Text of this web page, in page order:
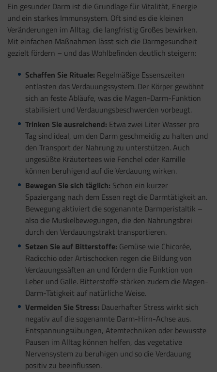
Ein gesunder Darm ist die Grundlage für Vitalität, Energie
und ein starkes Immunsystem. Oft sind es die kleinen
Veränderungen im Alltag, die langfristig Großes bewirken.
Mit einfachen Maßnahmen lässt sich die Darmgesundheit
gezielt fördern – und das Wohlbefinden deutlich steigern:
Schaffen Sie Rituale: Regelmäßige Essenszeiten
entlasten das Verdauungssystem. Der Körper gewöhnt
sich an feste Abläufe, was die Magen-Darm-Funktion
stabilisiert und Verdauungsbeschwerden vorbeugt.
Trinken Sie ausreichend: Etwa zwei Liter Wasser pro
Tag sind ideal, um den Darm geschmeidig zu halten und
den Transport der Nahrung zu unterstützen. Auch
ungesüßte Kräutertees wie Fenchel oder Kamille
können beruhigend auf die Verdauung wirken.
Bewegen Sie sich täglich: Schon ein kurzer
Spaziergang nach dem Essen regt die Darmtätigkeit an.
Bewegung aktiviert die sogenannte Darmperistaltik –
also die Muskelbewegungen, die den Nahrungsbrei
durch den Verdauungstrakt transportieren.
Setzen Sie auf Bitterstoffe: Gemüse wie Chicorée,
Radicchio oder Artischocken regen die Bildung von
Verdauungssäften an und fördern die Funktion von
Leber und Galle. Bitterstoffe stärken zudem die Magen-
Darm-Tätigkeit auf natürliche Weise.
Vermeiden Sie Stress: Dauerhafter Stress wirkt sich
negativ auf die sogenannte Darm-Hirn-Achse aus.
Entspannungsübungen, Atemtechniken oder bewusste
Pausen im Alltag können helfen, das vegetative
Nervensystem zu beruhigen und so die Verdauung
positiv zu beeinflussen.